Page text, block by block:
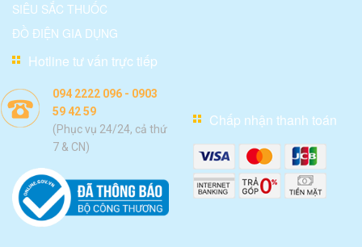
SIÊU SẮC THUỐC
ĐỒ ĐIỆN GIA DỤNG
Hotline tư vấn trực tiếp
094 2222 096 - 0903
59 42 59
(Phục vụ 24/24, cả thứ
7 & CN)
Chấp nhận thanh toán